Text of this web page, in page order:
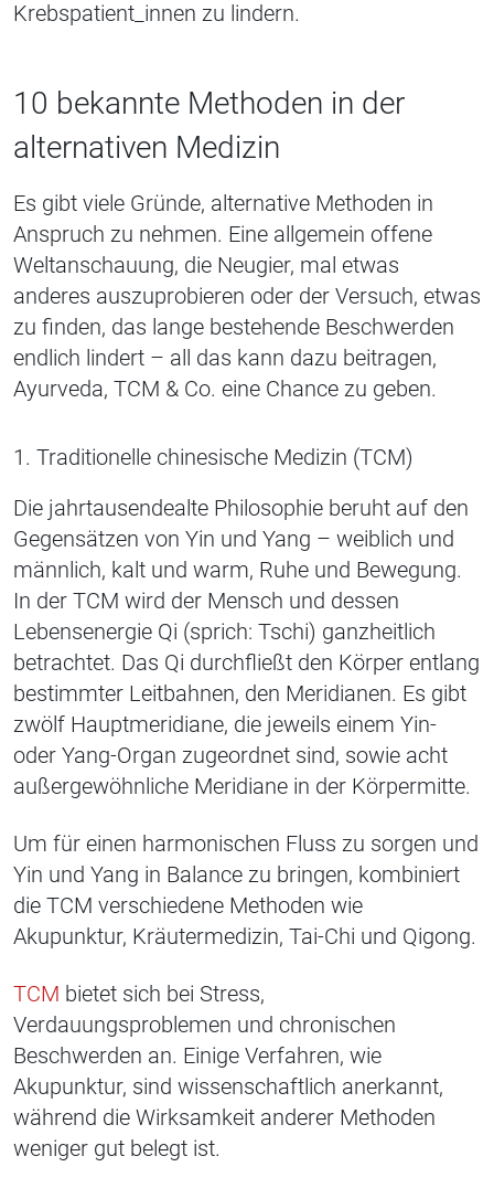
Krebspatient_innen zu lindern.
10 bekannte Methoden in der
alternativen Medizin
Es gibt viele Gründe, alternative Methoden in
Anspruch zu nehmen. Eine allgemein offene
Weltanschauung, die Neugier, mal etwas
anderes auszuprobieren oder der Versuch, etwas
zu finden, das lange bestehende Beschwerden
endlich lindert – all das kann dazu beitragen,
Ayurveda, TCM & Co. eine Chance zu geben.
1. Traditionelle chinesische Medizin (TCM)
Die jahrtausendealte Philosophie beruht auf den
Gegensätzen von Yin und Yang – weiblich und
männlich, kalt und warm, Ruhe und Bewegung.
In der TCM wird der Mensch und dessen
Lebensenergie Qi (sprich: Tschi) ganzheitlich
betrachtet. Das Qi durchfließt den Körper entlang
bestimmter Leitbahnen, den Meridianen. Es gibt
zwölf Hauptmeridiane, die jeweils einem Yin-
oder Yang-Organ zugeordnet sind, sowie acht
außergewöhnliche Meridiane in der Körpermitte.
Um für einen harmonischen Fluss zu sorgen und
Yin und Yang in Balance zu bringen, kombiniert
die TCM verschiedene Methoden wie
Akupunktur, Kräutermedizin, Tai-Chi und Qigong.
TCM bietet sich bei Stress,
Verdauungsproblemen und chronischen
Beschwerden an. Einige Verfahren, wie
Akupunktur, sind wissenschaftlich anerkannt,
während die Wirksamkeit anderer Methoden
weniger gut belegt ist.